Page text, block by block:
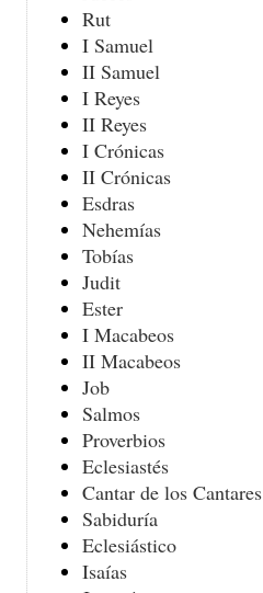
Rut
I Samuel
II Samuel
I Reyes
II Reyes
I Crónicas
II Crónicas
Esdras
Nehemías
Tobías
Judit
Ester
I Macabeos
II Macabeos
Job
Salmos
Proverbios
Eclesiastés
Cantar de los Cantares
Sabiduría
Eclesiástico
Isaías